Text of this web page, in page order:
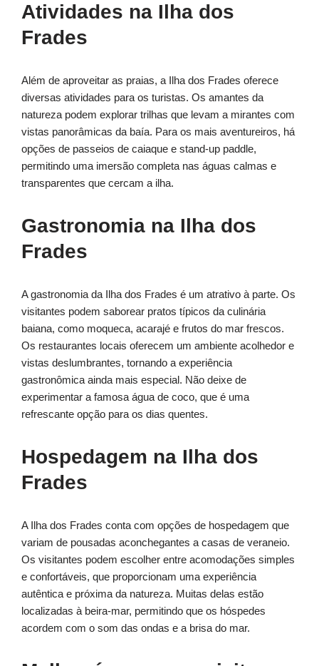
Atividades na Ilha dos
Frades
Além de aproveitar as praias, a Ilha dos Frades oferece
diversas atividades para os turistas. Os amantes da
natureza podem explorar trilhas que levam a mirantes com
vistas panorâmicas da baía. Para os mais aventureiros, há
opções de passeios de caiaque e stand-up paddle,
permitindo uma imersão completa nas águas calmas e
transparentes que cercam a ilha.
Gastronomia na Ilha dos
Frades
A gastronomia da Ilha dos Frades é um atrativo à parte. Os
visitantes podem saborear pratos típicos da culinária
baiana, como moqueca, acarajé e frutos do mar frescos.
Os restaurantes locais oferecem um ambiente acolhedor e
vistas deslumbrantes, tornando a experiência
gastronômica ainda mais especial. Não deixe de
experimentar a famosa água de coco, que é uma
refrescante opção para os dias quentes.
Hospedagem na Ilha dos
Frades
A Ilha dos Frades conta com opções de hospedagem que
variam de pousadas aconchegantes a casas de veraneio.
Os visitantes podem escolher entre acomodações simples
e confortáveis, que proporcionam uma experiência
autêntica e próxima da natureza. Muitas delas estão
localizadas à beira-mar, permitindo que os hóspedes
acordem com o som das ondas e a brisa do mar.